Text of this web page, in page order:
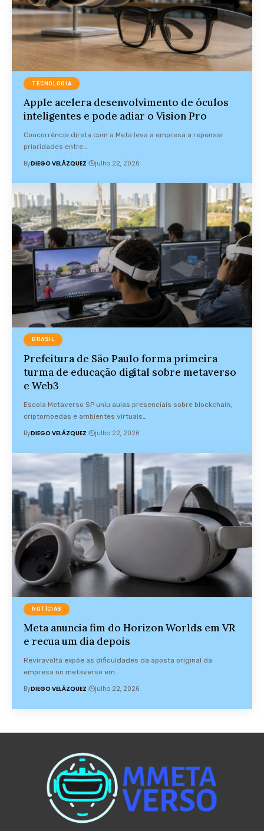
TECNOLOGIA
Apple acelera desenvolvimento de óculos
inteligentes e pode adiar o Vision Pro
Concorrência direta com a Meta leva a empresa a repensar
prioridades entre…
ByDIEGO VELÁZQUEZ julho 22, 2026
BRASIL
Prefeitura de São Paulo forma primeira
turma de educação digital sobre metaverso
e Web3
Escola Metaverso SP uniu aulas presenciais sobre blockchain,
criptomoedas e ambientes virtuais…
ByDIEGO VELÁZQUEZ julho 22, 2026
NOTÍCIAS
Meta anuncia fim do Horizon Worlds em VR
e recua um dia depois
Reviravolta expõe as dificuldades da aposta original da
empresa no metaverso em…
ByDIEGO VELÁZQUEZ julho 22, 2026